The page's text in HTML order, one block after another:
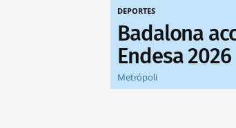
DEPORTES
Badalona
Endesa 2026
Metrópoli